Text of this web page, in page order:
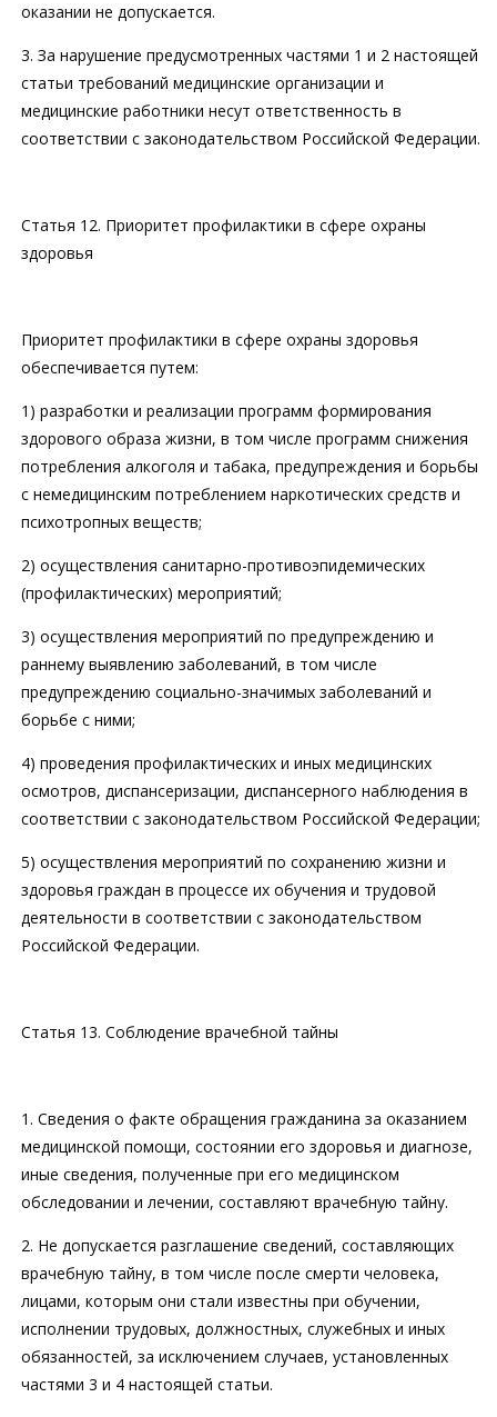
оказании не допускается.
3. За нарушение предусмотренных частями 1 и 2 настоящей
статьи требований медицинские организации и
медицинские работники несут ответственность в
соответствии с законодательством Российской Федерации.
Статья 12. Приоритет профилактики в сфере охраны
здоровья
Приоритет профилактики в сфере охраны здоровья
обеспечивается путем:
1) разработки и реализации программ формирования
здорового образа жизни, в том числе программ снижения
потребления алкоголя и табака, предупреждения и борьбы
с немедицинским потреблением наркотических средств и
психотропных веществ;
2) осуществления санитарно-противоэпидемических
(профилактических) мероприятий;
3) осуществления мероприятий по предупреждению и
раннему выявлению заболеваний, в том числе
предупреждению социально-значимых заболеваний и
борьбе с ними;
4) проведения профилактических и иных медицинских
осмотров, диспансеризации, диспансерного наблюдения в
соответствии с законодательством Российской Федерации;
5) осуществления мероприятий по сохранению жизни и
здоровья граждан в процессе их обучения и трудовой
деятельности в соответствии с законодательством
Российской Федерации.
Статья 13. Соблюдение врачебной тайны
1. Сведения о факте обращения гражданина за оказанием
медицинской помощи, состоянии его здоровья и диагнозе,
иные сведения, полученные при его медицинском
обследовании и лечении, составляют врачебную тайну.
2. Не допускается разглашение сведений, составляющих
врачебную тайну, в том числе после смерти человека,
лицами, которым они стали известны при обучении,
исполнении трудовых, должностных, служебных и иных
обязанностей, за исключением случаев, установленных
частями 3 и 4 настоящей статьи.